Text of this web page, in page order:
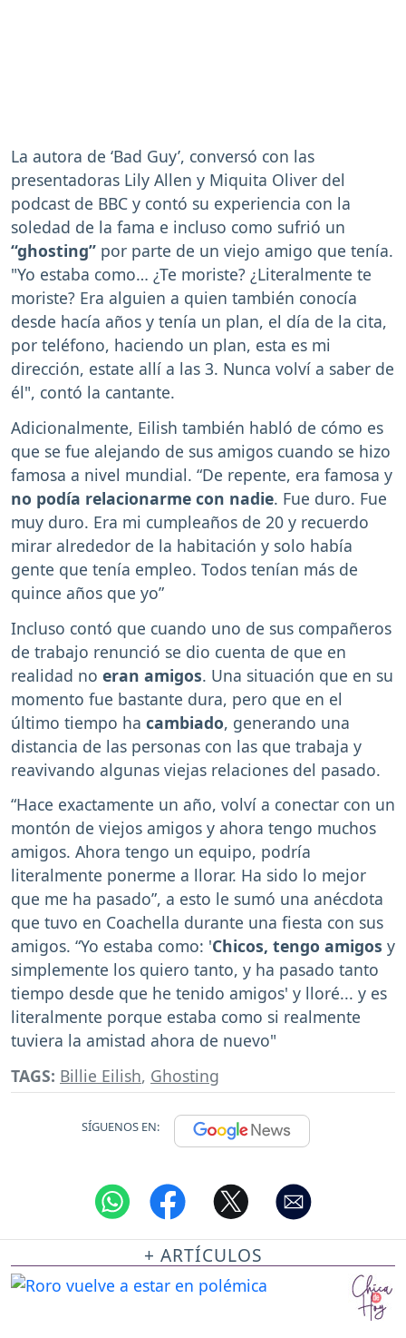
La autora de ‘Bad Guy’, conversó con las
presentadoras Lily Allen y Miquita Oliver del
podcast de BBC y contó su experiencia con la
soledad de la fama e incluso como sufrió un
“ghosting” por parte de un viejo amigo que tenía.
"Yo estaba como… ¿Te moriste? ¿Literalmente te
moriste? Era alguien a quien también conocía
desde hacía años y tenía un plan, el día de la cita,
por teléfono, haciendo un plan, esta es mi
dirección, estate allí a las 3. Nunca volví a saber de
él", contó la cantante.
Adicionalmente, Eilish también habló de cómo es
que se fue alejando de sus amigos cuando se hizo
famosa a nivel mundial. “De repente, era famosa y
no podía relacionarme con nadie. Fue duro. Fue
muy duro. Era mi cumpleaños de 20 y recuerdo
mirar alrededor de la habitación y solo había
gente que tenía empleo. Todos tenían más de
quince años que yo”
Incluso contó que cuando uno de sus compañeros
de trabajo renunció se dio cuenta de que en
realidad no eran amigos. Una situación que en su
momento fue bastante dura, pero que en el
último tiempo ha cambiado, generando una
distancia de las personas con las que trabaja y
reavivando algunas viejas relaciones del pasado.
“Hace exactamente un año, volví a conectar con un
montón de viejos amigos y ahora tengo muchos
amigos. Ahora tengo un equipo, podría
literalmente ponerme a llorar. Ha sido lo mejor
que me ha pasado”, a esto le sumó una anécdota
que tuvo en Coachella durante una fiesta con sus
amigos. “Yo estaba como: 'Chicos, tengo amigos y
simplemente los quiero tanto, y ha pasado tanto
tiempo desde que he tenido amigos' y lloré... y es
literalmente porque estaba como si realmente
tuviera la amistad ahora de nuevo"
TAGS: Billie Eilish, Ghosting
SÍGUENOS EN:
+ ARTÍCULOS